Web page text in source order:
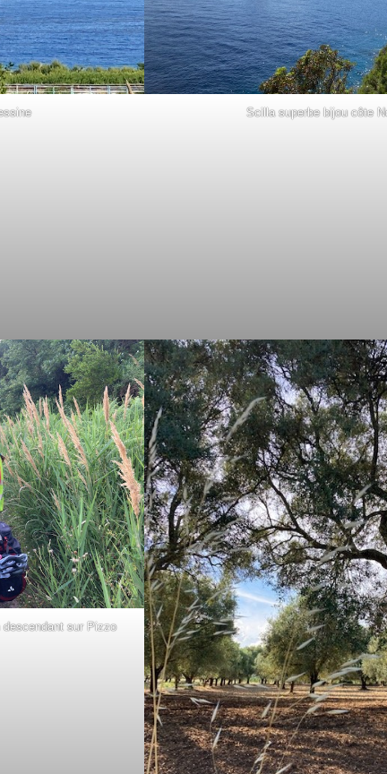
Scilla superbe bijou côte
descendant sur Pizzo